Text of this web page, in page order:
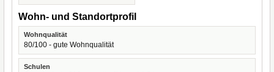
Wohn- und Standortprofil
Wohnqualität
80/100 - gute Wohnqualität
Schulen